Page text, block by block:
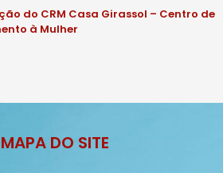
do CRM Casa Girassol – Centro de
à Mulher
DO SITE